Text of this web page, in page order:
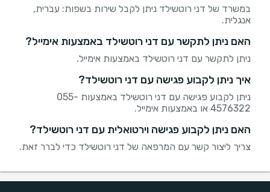
במשרד של דני רוטשילד ניתן לקבל שירות בשפות: עברית,
אנגלית.
האם ניתן לתקשר עם דני רוטשילד באמצעות אימייל?
ניתן לתקשר עם דני רוטשילד באמצעות אימייל.
איך ניתן לקבוע פגישה עם דני רוטשילד?
ניתן לקבוע פגישה עם דני רוטשילד באמצעות 055-
4576322 או באמצעות אימייל.
האם ניתן לקבוע פגישה וירטואלית עם דני רוטשילד?
צריך ליצור קשר עם המרפאה של דני רוטשילד כדי לברר זאת.